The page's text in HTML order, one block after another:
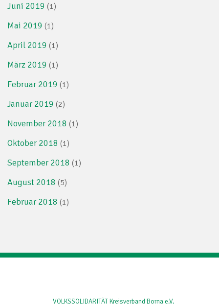
Juni 2019 (1)
Mai 2019 (1)
April 2019 (1)
März 2019 (1)
Februar 2019 (1)
Januar 2019 (2)
November 2018 (1)
Oktober 2018 (1)
September 2018 (1)
August 2018 (5)
Februar 2018 (1)
VOLKSSOLIDARITÄT Kreisverband Borna e.V.